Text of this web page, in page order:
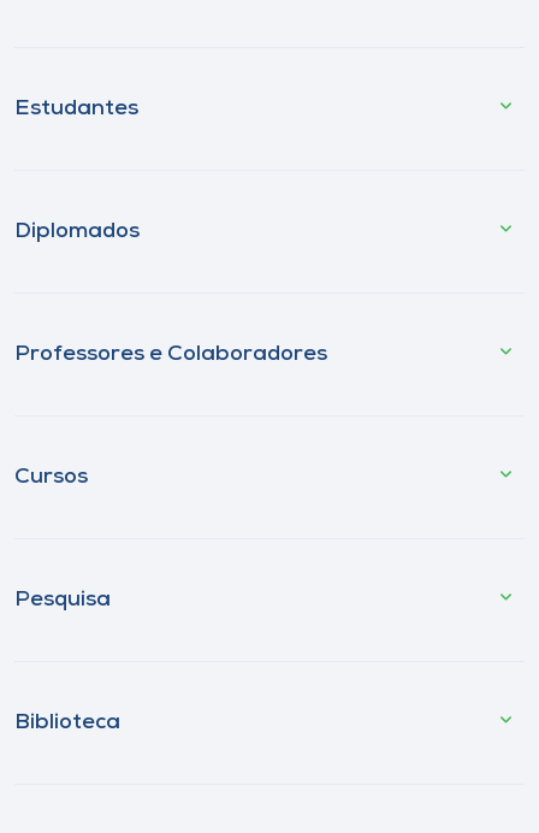
Estudantes
Diplomados
Professores e Colaboradores
Cursos
Pesquisa
Biblioteca